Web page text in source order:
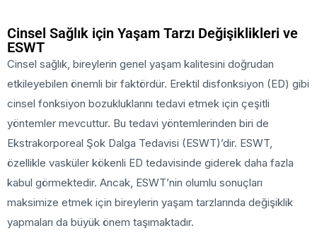
Cinsel Sağlık için Yaşam Tarzı Değişiklikleri ve
ESWT
Cinsel sağlık, bireylerin genel yaşam kalitesini doğrudan
etkileyebilen önemli bir faktördür. Erektil disfonksiyon (ED) gibi
cinsel fonksiyon bozukluklarını tedavi etmek için çeşitli
yöntemler mevcuttur. Bu tedavi yöntemlerinden biri de
Ekstrakorporeal Şok Dalga Tedavisi (ESWT)’dir. ESWT,
özellikle vasküler kökenli ED tedavisinde giderek daha fazla
kabul görmektedir. Ancak, ESWT’nin olumlu sonuçları
maksimize etmek için bireylerin yaşam tarzlarında değişiklik
yapmaları da büyük önem taşımaktadır.